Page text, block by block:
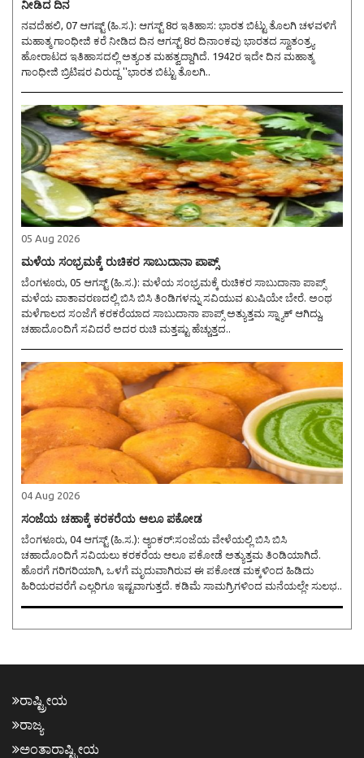
ನೀಡಿದ ದಿನ
ನವದೆಹಲಿ, 07 ಆಗಷ್ಟ್ (ಹಿ.ಸ.): ಆಗಸ್ಟ್ 8ರ ಇತಿಹಾಸ: ಭಾರತ ಬಿಟ್ಟು ತೊಲಗಿ ಚಳವಳಿಗೆ
ಮಹಾತ್ಮ ಗಾಂಧೀಜಿ ಕರೆ ನೀಡಿದ ದಿನ ಆಗಸ್ಟ್ 8ರ ದಿನಾಂಕವು ಭಾರತದ ಸ್ವಾತಂತ್ರ್ಯ
ಹೋರಾಟದ ಇತಿಹಾಸದಲ್ಲಿ ಅತ್ಯಂತ ಮಹತ್ವದ್ದಾಗಿದೆ. 1942ರ ಇದೇ ದಿನ ಮಹಾತ್ಮ
ಗಾಂಧೀಜಿ ಬ್ರಿಟಿಷರ ವಿರುದ್ಧ ''ಭಾರತ ಬಿಟ್ಟು ತೊಲಗಿ..
05 Aug 2026
ಮಳೆಯ ಸಂಭ್ರಮಕ್ಕೆ ರುಚಿಕರ ಸಾಬುದಾನಾ ಪಾಪ್ಸ್
ಬೆಂಗಳೂರು, 05 ಆಗಸ್ಟ್ (ಹಿ.ಸ.): ಮಳೆಯ ಸಂಭ್ರಮಕ್ಕೆ ರುಚಿಕರ ಸಾಬುದಾನಾ ಪಾಪ್ಸ್
ಮಳೆಯ ವಾತಾವರಣದಲ್ಲಿ ಬಿಸಿ ಬಿಸಿ ತಿಂಡಿಗಳನ್ನು ಸವಿಯುವ ಖುಷಿಯೇ ಬೇರೆ. ಅಂಥ
ಮಳೆಗಾಲದ ಸಂಜೆಗೆ ಕರಕರೆಯಾದ ಸಾಬುದಾನಾ ಪಾಪ್ಸ್ ಅತ್ಯುತ್ತಮ ಸ್ನ್ಯಾಕ್ ಆಗಿದ್ದು,
ಚಹಾದೊಂದಿಗೆ ಸವಿದರೆ ಅದರ ರುಚಿ ಮತ್ತಷ್ಟು ಹೆಚ್ಚುತ್ತದ..
04 Aug 2026
ಸಂಜೆಯ ಚಹಾಕ್ಕೆ ಕರಕರೆಯ ಆಲೂ ಪಕೋಡ
ಬೆಂಗಳೂರು, 04 ಆಗಸ್ಟ್ (ಹಿ.ಸ.): ಆ್ಯಂಕರ್:ಸಂಜೆಯ ವೇಳೆಯಲ್ಲಿ ಬಿಸಿ ಬಿಸಿ
ಚಹಾದೊಂದಿಗೆ ಸವಿಯಲು ಕರಕರೆಯ ಆಲೂ ಪಕೋಡೆ ಅತ್ಯುತ್ತಮ ತಿಂಡಿಯಾಗಿದೆ.
ಹೊರಗೆ ಗರಿಗರಿಯಾಗಿ, ಒಳಗೆ ಮೃದುವಾಗಿರುವ ಈ ಪಕೋಡ ಮಕ್ಕಳಿಂದ ಹಿಡಿದು
ಹಿರಿಯರವರೆಗೆ ಎಲ್ಲರಿಗೂ ಇಷ್ಟವಾಗುತ್ತದೆ. ಕಡಿಮೆ ಸಾಮಗ್ರಿಗಳಿಂದ ಮನೆಯಲ್ಲೇ ಸುಲಭ..
ರಾಷ್ಟ್ರೀಯ
ರಾಜ್ಯ
ಅಂತಾರಾಷ್ಟ್ರೀಯ